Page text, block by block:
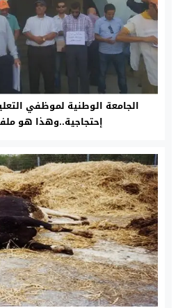
الجامعة الوطنية لموظفي
إحتجاجية..وهذا هو